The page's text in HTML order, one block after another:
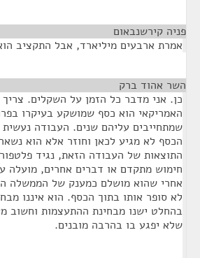
פניה קירשנבאום
אמרת ארבעים מיליארד, אבל התקציב הוא
השר אהוד ברק
כן. אני מדבר כל הזמן על השקלים.
האמריקאי הוא כסף שמושקע בעיקרו
שמתחייבים עליהם שנים. העבודה
הכסף לא מגיע לכאן וחוזר אלא הוא
התוצאות של העבודה הזאת, נגיד
חימוש מתקדם או דברים אחרים, מועלה
אחרי שהוא מושלם כמענק של הממשלה
לא סופר אותו בתוך הכסף. הוא איננו
בהחלט ישנו מבחינת ההתעצמות וחשוב
שלא יפגע בו בהרבה מובנים.